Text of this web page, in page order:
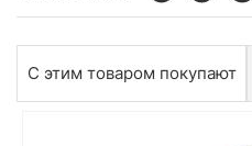
С этим товаром покупают